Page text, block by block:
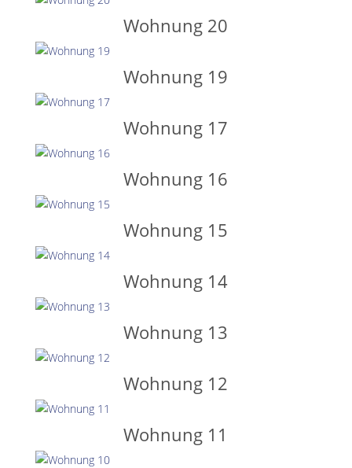
Wohnung 20
Wohnung 19
Wohnung 17
Wohnung 16
Wohnung 15
Wohnung 14
Wohnung 13
Wohnung 12
Wohnung 11